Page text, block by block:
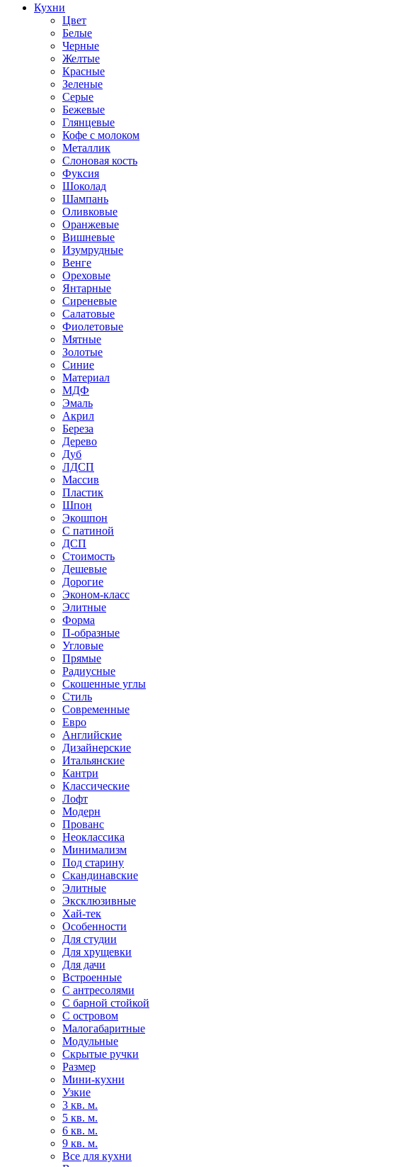
Кухни
Цвет
Белые
Черные
Желтые
Красные
Зеленые
Серые
Бежевые
Глянцевые
Кофе с молоком
Металлик
Слоновая кость
Фуксия
Шоколад
Шампань
Оливковые
Оранжевые
Вишневые
Изумрудные
Венге
Ореховые
Янтарные
Сиреневые
Салатовые
Фиолетовые
Мятные
Золотые
Синие
Материал
МДФ
Эмаль
Акрил
Береза
Дерево
Дуб
ЛДСП
Массив
Пластик
Шпон
Экошпон
С патиной
ДСП
Стоимость
Дешевые
Дорогие
Эконом-класс
Элитные
Форма
П-образные
Угловые
Прямые
Радиусные
Скошенные углы
Стиль
Современные
Евро
Английские
Дизайнерские
Итальянские
Кантри
Классические
Лофт
Модерн
Прованс
Неоклассика
Минимализм
Под старину
Скандинавские
Элитные
Эксклюзивные
Хай-тек
Особенности
Для студии
Для хрущевки
Для дачи
Встроенные
С антресолями
С барной стойкой
С островом
Малогабаритные
Модульные
Скрытые ручки
Размер
Мини-кухни
Узкие
3 кв. м.
5 кв. м.
6 кв. м.
9 кв. м.
Все для кухни